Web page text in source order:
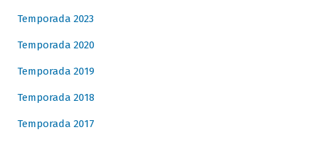
Temporada 2023
Temporada 2020
Temporada 2019
Temporada 2018
Temporada 2017